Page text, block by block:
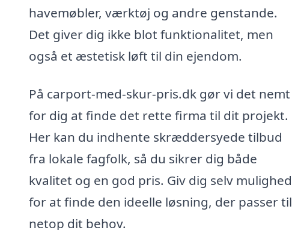
havemøbler, værktøj og andre genstande.
Det giver dig ikke blot funktionalitet, men
også et æstetisk løft til din ejendom.
På carport-med-skur-pris.dk gør vi det nemt
for dig at finde det rette firma til dit projekt.
Her kan du indhente skræddersyede tilbud
fra lokale fagfolk, så du sikrer dig både
kvalitet og en god pris. Giv dig selv mulighed
for at finde den ideelle løsning, der passer til
netop dit behov.